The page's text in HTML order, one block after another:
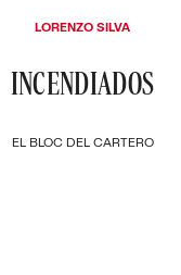
EL BLOC DEL CARTERO
INCENDIADOS
LORENZO SILVA